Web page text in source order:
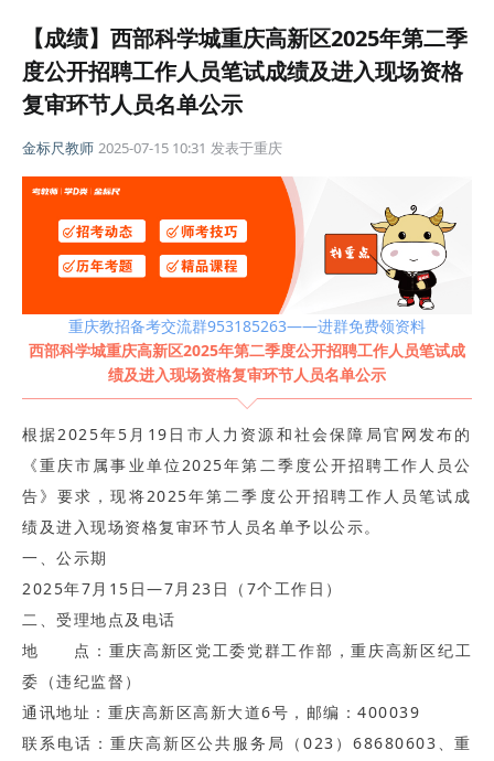
【成绩】西部科学城重庆高新区2025年第二季
度公开招聘工作人员笔试成绩及进入现场资格
复审环节人员名单公示
金标尺教师 2025-07-15 10:31 发表于重庆
重庆教招备考交流群953185263——进群免费领资料
西部科学城重庆高新区2025年第二季度公开招聘工作人员笔试成
绩及进入现场资格复审环节人员名单公示
根据2025年5月19日市人力资源和社会保障局官网发布的
《重庆市属事业单位2025年第二季度公开招聘工作人员公
告》要求，现将2025年第二季度公开招聘工作人员笔试成
绩及进入现场资格复审环节人员名单予以公示。
一、公示期
2025年7月15日—7月23日（7个工作日）
二、受理地点及电话
地 点：重庆高新区党工委党群工作部，重庆高新区纪工
委（违纪监督）
通讯地址：重庆高新区高新大道6号，邮编：400039
联系电话：重庆高新区公共服务局（023）68680603、重